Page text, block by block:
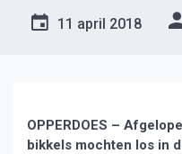
11 april 2018
OPPERDOES –
bikkels mochten los in